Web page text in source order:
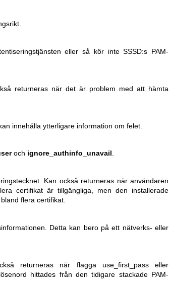
eller så kör inte SSSD:s PAM-
returneras när det är problem med att hämta
innehålla ytterligare information om felet.
och ignore_authinfo_unavail.
Kan också returneras när användaren
certifikat är tillgängliga, men den installerade
flera certifikat.
Detta kan bero på ett nätverks- eller
returneras när flagga use_first_pass eller
hittades från den tidigare stackade PAM-